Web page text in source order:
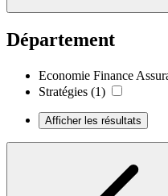
Département
Economie Finance
Stratégies (1)
Afficher les résultats